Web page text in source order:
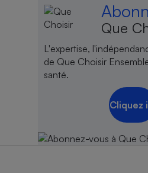
Que
L'expertise,
de Que Choisir
santé.
Cliquez